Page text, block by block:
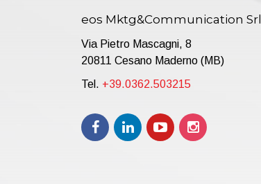
eos Mktg&Communication Srl
Via Pietro Mascagni, 8
20811 Cesano Maderno (MB)
Tel. +39.0362.503215